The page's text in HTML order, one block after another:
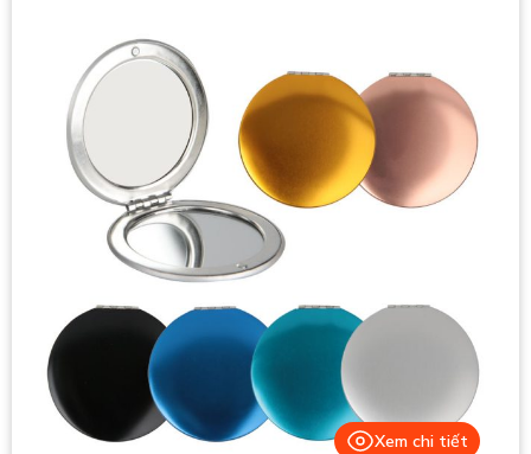
Xem chi tiết